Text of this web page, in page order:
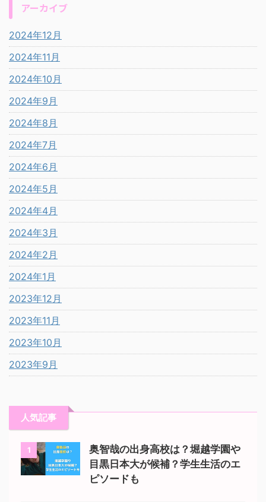
アーカイブ
2024年12月
2024年11月
2024年10月
2024年9月
2024年8月
2024年7月
2024年6月
2024年5月
2024年4月
2024年3月
2024年2月
2024年1月
2023年12月
2023年11月
2023年10月
2023年9月
人気記事
1
奥智哉の出身高校は？堀越学園や
目黒日本大が候補？学生生活のエ
ピソードも